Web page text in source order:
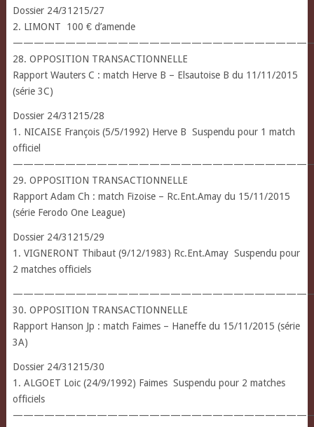
Dossier 24/31215/27
2. LIMONT 100 € d’amende
28. OPPOSITION TRANSACTIONNELLE
Rapport Wauters C : match Herve B – Elsautoise B du 11/11/2015
(série 3C)
Dossier 24/31215/28
1. NICAISE François (5/5/1992) Herve B Suspendu pour 1 match
officiel
29. OPPOSITION TRANSACTIONNELLE
Rapport Adam Ch : match Fizoise – Rc.Ent.Amay du 15/11/2015
(série Ferodo One League)
Dossier 24/31215/29
1. VIGNERONT Thibaut (9/12/1983) Rc.Ent.Amay Suspendu pour
2 matches officiels
30. OPPOSITION TRANSACTIONNELLE
Rapport Hanson Jp : match Faimes – Haneffe du 15/11/2015 (série
3A)
Dossier 24/31215/30
1. ALGOET Loic (24/9/1992) Faimes Suspendu pour 2 matches
officiels